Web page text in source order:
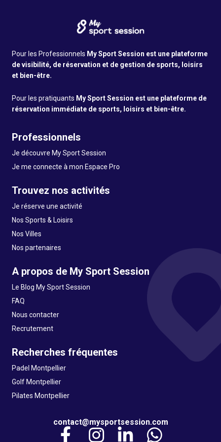
Pour les Professionnels My Sport Session est une plateforme
de visibilité, de réservation et de gestion de sports, loisirs
et bien-être.
Pour les pratiquants My Sport Session est une plateforme de
réservation immédiate de sports, loisirs et bien-être.
Professionnels
Je découvre My Sport Session
Je me connecte à mon Espace Pro
Trouvez nos activités
Je réserve une activité
Nos Sports & Loisirs
Nos Villes
Nos partenaires
A propos de My Sport Session
Le Blog My Sport Session
FAQ
Nous contacter
Recrutement
Recherches fréquentes
Padel Montpellier
Golf Montpellier
Pilates Montpellier
contact@mysportsession.com